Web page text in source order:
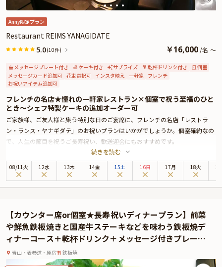
Anny限定プラン
Restaurant REIMS YANAGIDATE
5.0(10件) ￥16,000 /名 ～
メッセージプレート付き ケーキ付き サプライズ 乾杯ドリンク付き
個室
メッセージカード追加可 花束選択可 インスタ映え 一軒家 フレンチ
お祝いアイテム追加可
フレンチの名店★憧れの一軒家レストラン×個室で祝う至福のひと
とき〜シェフ特製ケーキの追加オーダー可
ご家族様、ご友人様と集う特別な日のご宴席に、フレンチの名店「レストラ
ン・ランス・ヤナギダテ」のお祝いプランはいかがでしょうか。個室確約なの
で、人生の節目を祝うご長寿祝い、歓送迎会にもおすすめです。
大人の隠れ家「レストラン・ランス・ヤナギダテ」は、青山通りの喧騒を離れ
た一角に佇む本格フランス料理店。瀟酒な一軒家レストランの店内に一歩足を
踏み入れると、そこには気品漂う上質空間が広がり、ゲストを非日常へと誘い
本プランでお召し上がりいただくのは、シェフ渾身のフレンチコース。さらに
特典として、乾杯シャンパンをご用意しております。本プランでお召し上がり
いただくのは、シェフ渾身のフレンチコース。さらに特典として、乾杯シャン
パンをご用意しております。厳選旬食材を使用したお料理の数々は、素材の魅
力を存分に感じられる、珠玉の味わいです。本格フランス料理に独創的なエッ
続きを読む
08/11火 12水 13木 14金 15土 16日 17月 18火
【カウンター席or個室★長寿祝いディナープラン】前菜
や鮮魚鉄板焼きと国産牛ステーキなどを味わう鉄板焼デ
ィナーコース＋乾杯ドリンク＋メッセージ付きプレート
★青山の路地裏に佇む名店★
青山・表参道・原宿 鉄板焼